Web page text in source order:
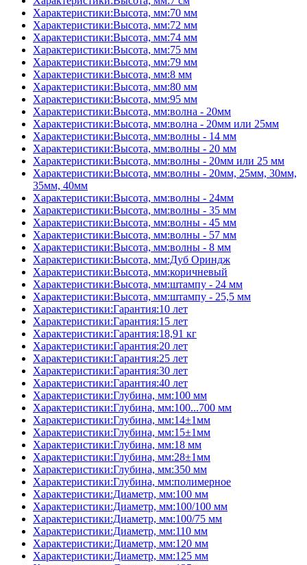
Характеристики:Высота, мм:70 мм
Характеристики:Высота, мм:72 мм
Характеристики:Высота, мм:74 мм
Характеристики:Высота, мм:75 мм
Характеристики:Высота, мм:79 мм
Характеристики:Высота, мм:8 мм
Характеристики:Высота, мм:80 мм
Характеристики:Высота, мм:95 мм
Характеристики:Высота, мм:волна - 20мм
Характеристики:Высота, мм:волна - 20мм или 25мм
Характеристики:Высота, мм:волны - 14 мм
Характеристики:Высота, мм:волны - 20 мм
Характеристики:Высота, мм:волны - 20мм или 25 мм
Характеристики:Высота, мм:волны - 20мм, 25мм, 30мм,
35мм, 40мм
Характеристики:Высота, мм:волны - 24мм
Характеристики:Высота, мм:волны - 35 мм
Характеристики:Высота, мм:волны - 45 мм
Характеристики:Высота, мм:волны - 57 мм
Характеристики:Высота, мм:волны - 8 мм
Характеристики:Высота, мм:Дуб Ориндж
Характеристики:Высота, мм:коричневый
Характеристики:Высота, мм:штампу - 24 мм
Характеристики:Высота, мм:штампу - 25,5 мм
Характеристики:Гарантия:10 лет
Характеристики:Гарантия:15 лет
Характеристики:Гарантия:18,91 кг
Характеристики:Гарантия:20 лет
Характеристики:Гарантия:25 лет
Характеристики:Гарантия:30 лет
Характеристики:Гарантия:40 лет
Характеристики:Глубина, мм:100 мм
Характеристики:Глубина, мм:100...700 мм
Характеристики:Глубина, мм:14±1мм
Характеристики:Глубина, мм:15±1мм
Характеристики:Глубина, мм:18 мм
Характеристики:Глубина, мм:28±1мм
Характеристики:Глубина, мм:350 мм
Характеристики:Глубина, мм:полимерное
Характеристики:Диаметр, мм:100 мм
Характеристики:Диаметр, мм:100/100 мм
Характеристики:Диаметр, мм:100/75 мм
Характеристики:Диаметр, мм:110 мм
Характеристики:Диаметр, мм:120 мм
Характеристики:Диаметр, мм:125 мм